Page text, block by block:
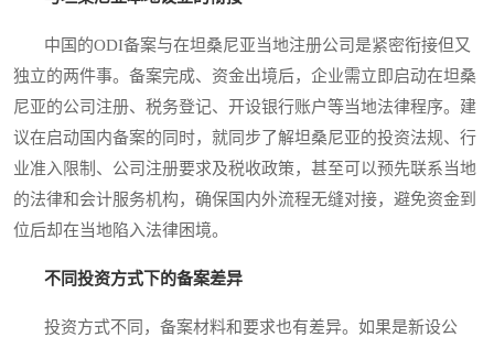
中国的ODI备案与在坦桑尼亚当地注册公司是紧密衔接但又
独立的两件事。备案完成、资金出境后，企业需立即启动在坦桑
尼亚的公司注册、税务登记、开设银行账户等当地法律程序。建
议在启动国内备案的同时，就同步了解坦桑尼亚的投资法规、行
业准入限制、公司注册要求及税收政策，甚至可以预先联系当地
的法律和会计服务机构，确保国内外流程无缝对接，避免资金到
位后却在当地陷入法律困境。
不同投资方式下的备案差异
投资方式不同，备案材料和要求也有差异。如果是新设公